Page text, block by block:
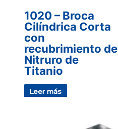
1020 – Broca
Cilíndrica Corta
con
recubrimiento de
Nitruro de
Titanio
Leer más